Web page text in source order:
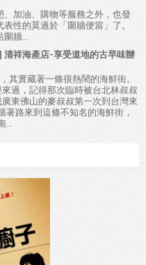
加油、購物等服務之外，也發
性的莫過於「圍牆便當」了。
圍牆...
清祥海產店-享受道地的古早味辦
其實藏著一條很熱鬧的海鮮街。
過，記得那次臨時被台北林叔叔
東佛山的麥叔叔第一次到台灣來
路來到這條不知名的海鮮街，